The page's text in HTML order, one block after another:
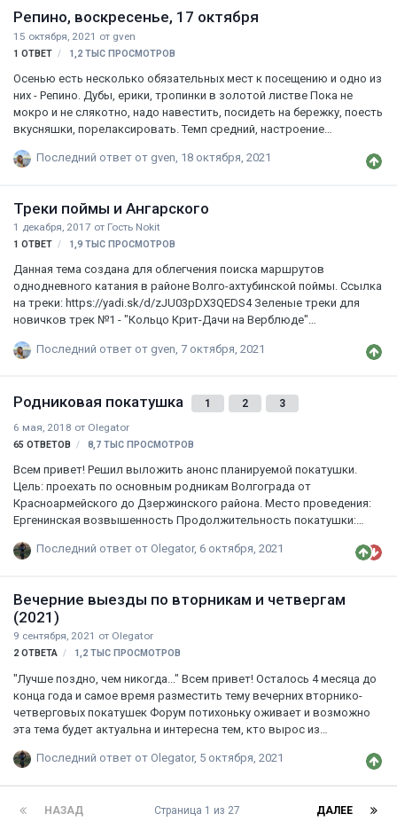
Репино, воскресенье, 17 октября
15 октября, 2021 от gven
1 ОТВЕТ 1,2 ТЫС ПРОСМОТРОВ
Осенью есть несколько обязательных мест к посещению и одно из
них - Репино. Дубы, ерики, тропинки в золотой листве Пока не
мокро и не слякотно, надо навестить, посидеть на бережку, поесть
вкусняшки, порелаксировать. Темп средний, настроение
неизвестно, но точно будет красивое) Впрочем, осенью там
утра.
Последний ответ от gven, 18 октября, 2021
Треки поймы и Ангарского
1 декабря, 2017 от Гость Nokit
1 ОТВЕТ 1,9 ТЫС ПРОСМОТРОВ
Данная тема создана для облегчения поиска маршрутов
однодневного катания в районе Волго-ахтубинской поймы. Ссылка
на треки: https://yadi.sk/d/zJU03pDX3QEDS4 Зеленые треки для
новичков трек №1 - "Кольцо Крит-Дачи на Верблюде"
низкую воду, труднодоступен во влажную погоду и зимой
Бобры Ссылка на трек: http://www.gpsies.com/map.do?
fileId=crqrqclndsjauwvz Описание: От Бобров едем по главной
дороге, выезжаем за поселок, проезжаем мимо песочной насыпи и
Последний ответ от gven 7 октября, 2021
Родниковая покатушка 1 2
3
6 мая, 2018 от Olegator
65 ОТВЕТОВ 8,7 ТЫС ПРОСМОТРОВ
Всем привет! Решил выложить анонс планируемой покатушки.
Цель: проехать по основным родникам Волгограда от
Красноармейского до Дзержинского района. Место проведения:
Ергенинская возвышенность Продолжительность покатушки:
из выходных дней, возможно 12 или 13 мая, может позже.
тыц Размещая этот анонс, хочу узнать интересна ли данная
покатушка и есть ли желающие? Так что прошу отписываться
потенциальных участников об участии, а также о желаемой дате
проведения. Помимо участия форумчане мог…
Последний ответ от Olegator, 6 октября, 2021
Вечерние выезды по вторникам и четвергам
(2021)
9 сентября, 2021 от Olegator
2 ОТВЕТА 1,2 ТЫС ПРОСМОТРОВ
"Лучше поздно, чем никогда..." Всем привет! Осталось 4 месяца до
конца года и самое время разместить тему вечерних вторнико-
четверговых покатушек Форум потихоньку оживает и возможно
эта тема будет актуальна и интересна тем, кто вырос из
проведения покатушек: вторник и четверг; Время старта: обычно в
согласованию с участниками); Темп: средний и выше (обычно
Последний ответ от Olegator, 5 октября, 2021
НАЗАД ДАЛЕЕ
Страница 1 из 27